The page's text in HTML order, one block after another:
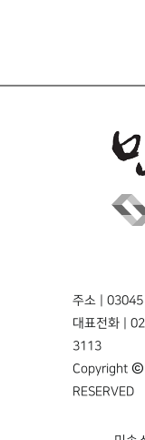
주소 | 03045
대표전화 |
3113
Copyright ©
RESERVED